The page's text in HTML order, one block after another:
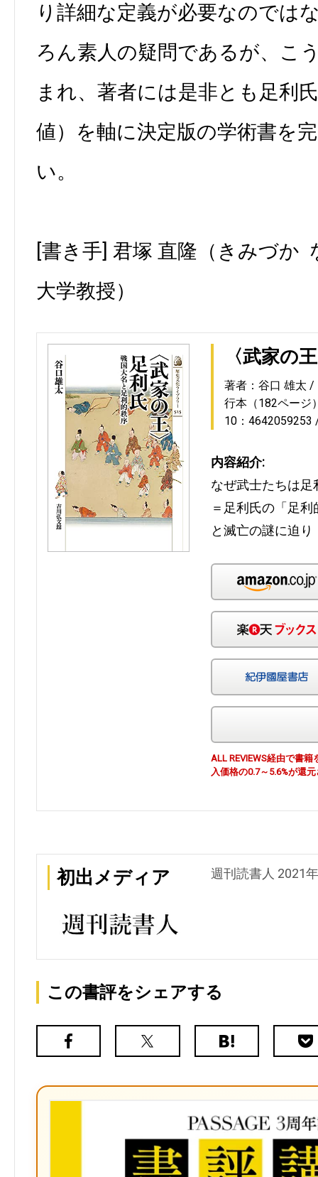
り詳細な定義が必要なのでは
ろん素人の疑問であるが、こ
まれ、著者には是非とも足利
値）を軸に決定版の学術書を
い。
[書き手] 君塚 直隆（きみづか
大学教授）
〈武家の
著者：谷口 雄太
行本（182ページ
10：4642059253
内容紹介:
なぜ武士たちは
＝足利氏の「足
と滅亡の謎に迫
ALL REVIEWS経由で書
入価格の0.7～5.6%が還
初出メディア 週刊読書人 2021
この書評をシェアする
Facebook
X（旧
は
ク
マ
ー
ク